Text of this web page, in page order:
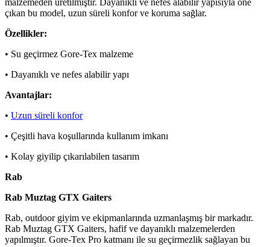
malzemeden üretilmiştir. Dayanıklı ve nefes alabilir yapısıyla öne
çıkan bu model, uzun süreli konfor ve koruma sağlar.
Özellikler:
• Su geçirmez Gore-Tex malzeme
• Dayanıklı ve nefes alabilir yapı
Avantajlar:
• Uzun süreli konfor
• Çeşitli hava koşullarında kullanım imkanı
• Kolay giyilip çıkarılabilen tasarım
Rab
Rab Muztag GTX Gaiters
Rab, outdoor giyim ve ekipmanlarında uzmanlaşmış bir markadır.
Rab Muztag GTX Gaiters, hafif ve dayanıklı malzemelerden
yapılmıştır. Gore-Tex Pro katmanı ile su geçirmezlik sağlayan bu